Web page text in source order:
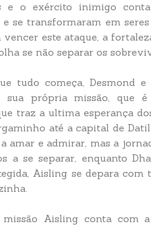
e o exército inimigo
se transformaram em
vencer este ataque, a
se não separar os
tudo começa, Desmond
sua própria missão, que
traz a ultima esperança
até a capital de
amar e admirar, mas a
a se separar, enquanto
Aisling se depara com
missão Aisling conta com